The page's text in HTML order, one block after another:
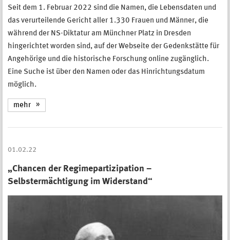
Seit dem 1. Februar 2022 sind die Namen, die Lebensdaten und
das verurteilende Gericht aller 1.330 Frauen und Männer, die
während der NS-Diktatur am Münchner Platz in Dresden
hingerichtet worden sind, auf der Webseite der Gedenkstätte für
Angehörige und die historische Forschung online zugänglich.
Eine Suche ist über den Namen oder das Hinrichtungsdatum
möglich.
mehr
01.02.22
„Chancen der Regimepartizipation –
Selbstermächtigung im Widerstand“